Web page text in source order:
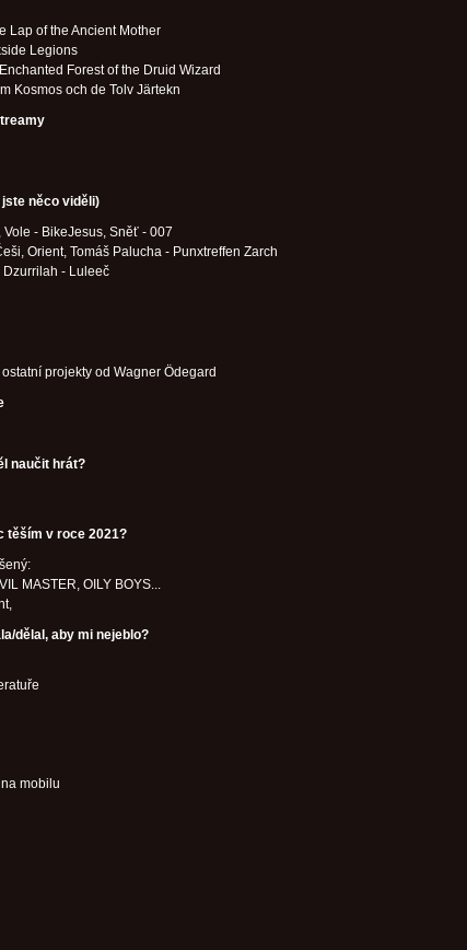
Lap of the Ancient Mother
Legions
Forest of the Druid Wizard
Kosmos och de Tolv Järtekn
něco viděli)
- BikeJesus, Sněť - 007
Orient, Tomáš Palucha - Punxtreffen Zarch
Dzurrilah - Luleeč
projekty od Wagner Ödegard
naučit hrát?
těším v roce 2021?
MASTER, OILY BOYS...
dělal, aby mi nejeblo?
mobilu